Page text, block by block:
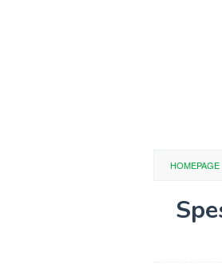
HOMEPAGE